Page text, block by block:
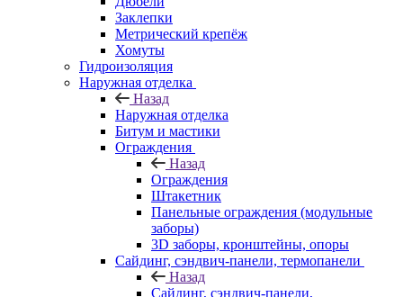
Заклепки
Метрический крепёж
Хомуты
Гидроизоляция
Наружная отделка
Назад
Наружная отделка
Битум и мастики
Ограждения
Назад
Ограждения
Штакетник
Панельные ограждения (модульные
заборы)
3D заборы, кронштейны, опоры
Cайдинг, сэндвич-панели, термопанели
Назад
Cайдинг, сэндвич-панели,